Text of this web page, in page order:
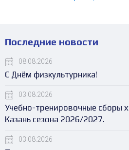
Последние новости
08.08.2026
С Днём физкультурника!
03.08.2026
Учебно-тренировочные сборы
Казань сезона 2026/2027.
03.08.2026